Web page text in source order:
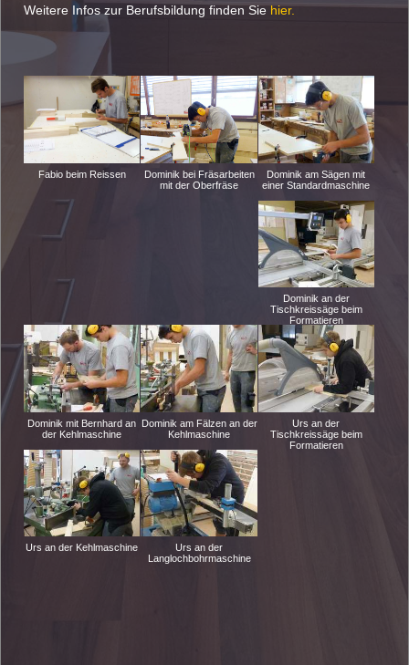
Weitere Infos zur Berufsbildung finden Siehier.
Fabio beim Reissen
Dominik bei Fräsarbeiten
mit der Oberfräse
Dominik am Sägen mit
einer Standardmaschine
Dominik an der
Tischkreissäge beim
Formatieren
Dominik mit Bernhard an
der Kehlmaschine
Dominik am Fälzen an der
Kehlmaschine
Urs an der
Tischkreissäge beim
Formatieren
Urs an der Kehlmaschine
Urs an der
Langlochbohrmaschine